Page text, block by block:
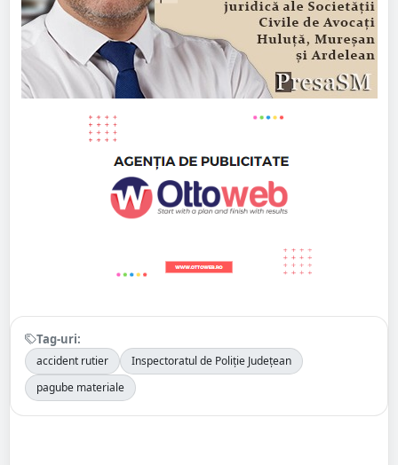
Tag-uri:
accident rutier
Inspectoratul de Poliție Județean
pagube materiale